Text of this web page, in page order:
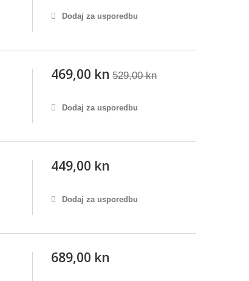
Dodaj za usporedbu
469,00 kn 529,00 kn
Dodaj za usporedbu
449,00 kn
Dodaj za usporedbu
689,00 kn